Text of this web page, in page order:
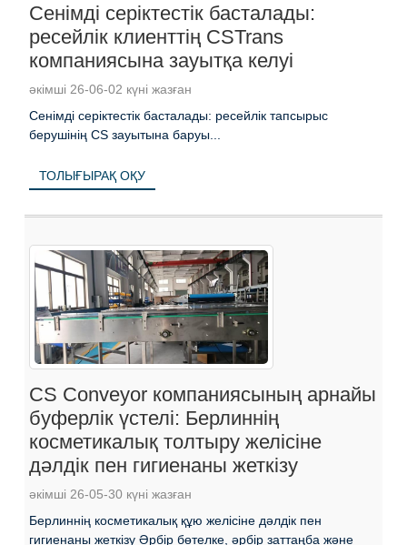
Сенімді серіктестік басталады:
ресейлік клиенттің CSTrans
компаниясына зауытқа келуі
әкімші 26-06-02 күні жазған
Сенімді серіктестік басталады: ресейлік тапсырыс
берушінің CS зауытына баруы...
ТОЛЫҒЫРАҚ ОҚУ
CS Conveyor компаниясының арнайы
буферлік үстелі: Берлиннің
косметикалық толтыру желісіне
дәлдік пен гигиенаны жеткізу
әкімші 26-05-30 күні жазған
Берлиннің косметикалық құю желісіне дәлдік пен
гигиенаны жеткізу Әрбір бөтелке, әрбір заттаңба және